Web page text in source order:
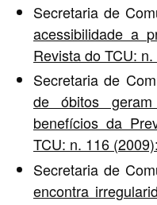
Secretaria de
acessibilidade a
Revista do TCU:
Secretaria de
de óbitos
benefícios da
TCU: n. 116
Secretaria de
encontra